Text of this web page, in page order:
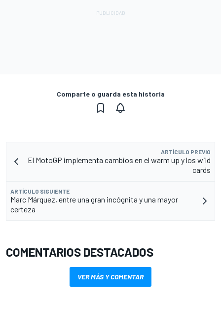
Comparte o guarda esta historia
ARTÍCULO PREVIO
El MotoGP implementa cambios en el warm up y los wild
cards
ARTÍCULO SIGUIENTE
Marc Márquez, entre una gran incógnita y una mayor
certeza
COMENTARIOS DESTACADOS
VER MÁS Y COMENTAR